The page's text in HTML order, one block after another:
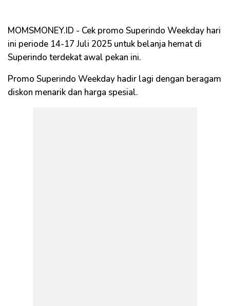
MOMSMONEY.ID - Cek promo Superindo Weekday hari
ini periode 14-17 Juli 2025 untuk belanja hemat di
Superindo terdekat awal pekan ini.
Promo Superindo Weekday hadir lagi dengan beragam
diskon menarik dan harga spesial.